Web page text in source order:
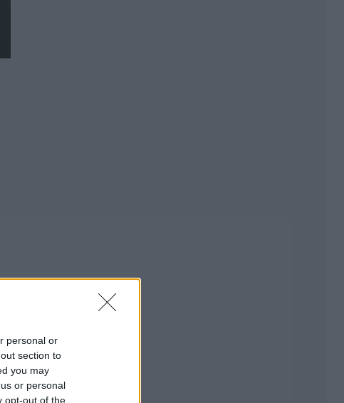
personal or
section to
you may
or personal
opt-out of the